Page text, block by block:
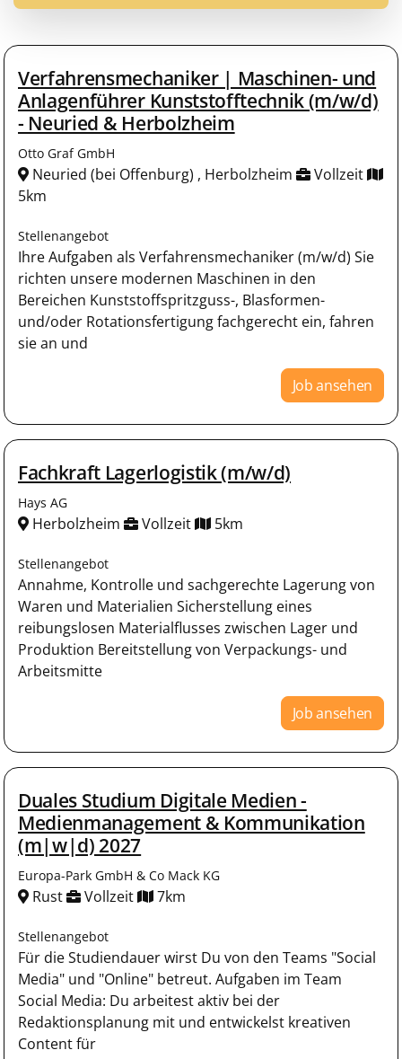
Verfahrensmechaniker | Maschinen- und
Anlagenführer Kunststofftechnik (m/w/d)
- Neuried & Herbolzheim
Otto Graf GmbH
Neuried (bei Offenburg) , Herbolzheim
Vollzeit
5km
Stellenangebot
Ihre Aufgaben als Verfahrensmechaniker (m/w/d) Sie
richten unsere modernen Maschinen in den
Bereichen Kunststoffspritzguss-, Blasformen-
und/oder Rotationsfertigung fachgerecht ein, fahren
sie an und
Job ansehen
Fachkraft Lagerlogistik (m/w/d)
Hays AG
Herbolzheim Vollzeit 5km
Stellenangebot
Annahme, Kontrolle und sachgerechte Lagerung von
Waren und Materialien Sicherstellung eines
reibungslosen Materialflusses zwischen Lager und
Produktion Bereitstellung von Verpackungs- und
Arbeitsmitte
Job ansehen
Duales Studium Digitale Medien -
Medienmanagement & Kommunikation
(m|w|d) 2027
Europa-Park GmbH & Co Mack KG
Rust Vollzeit 7km
Stellenangebot
Für die Studiendauer wirst Du von den Teams "Social
Media" und "Online" betreut. Aufgaben im Team
Social Media: Du arbeitest aktiv bei der
Redaktionsplanung mit und entwickelst kreativen
Content für